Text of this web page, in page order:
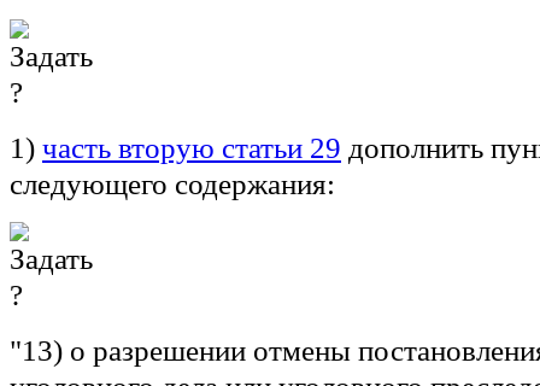
1) часть вторую статьи 29 дополнить
следующего содержания:
"13) о разрешении отмены